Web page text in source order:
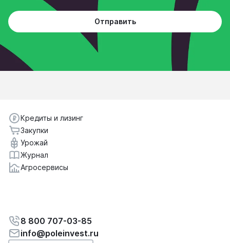
Отправить
Кредиты и лизинг
Закупки
Урожай
Журнал
Агросервисы
8 800 707-03-85
info@poleinvest.ru